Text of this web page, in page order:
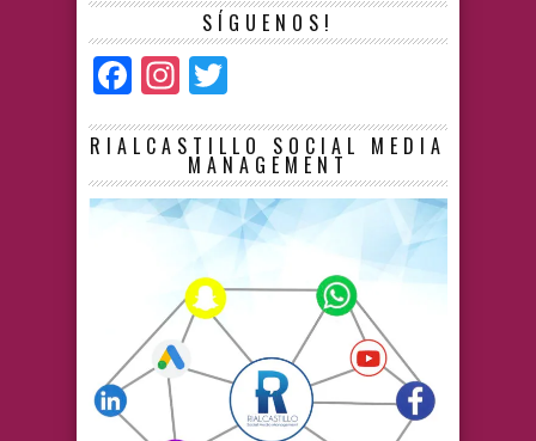
SÍGUENOS!
Facebook
Instagram
RIALCASTILLO SOCIAL MEDIA
MANAGEMENT